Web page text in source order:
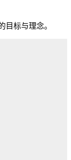
目标与理念。